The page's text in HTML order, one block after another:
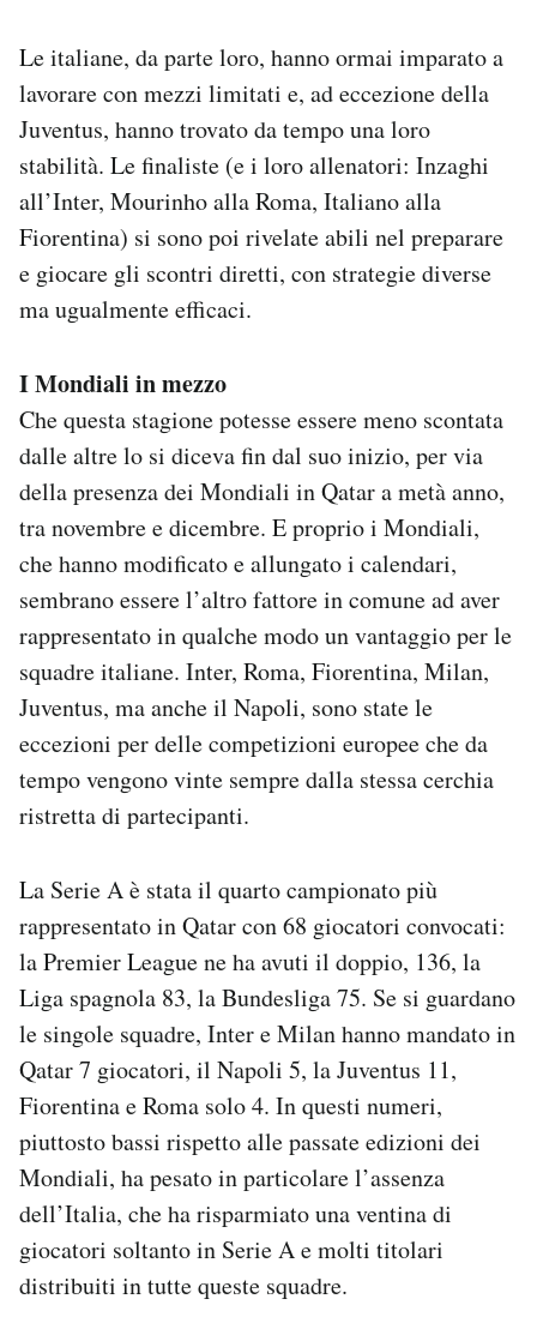
Le italiane, da parte loro, hanno ormai imparato a
lavorare con mezzi limitati e, ad eccezione della
Juventus, hanno trovato da tempo una loro
stabilità. Le finaliste (e i loro allenatori: Inzaghi
all’Inter, Mourinho alla Roma, Italiano alla
Fiorentina) si sono poi rivelate abili nel preparare
e giocare gli scontri diretti, con strategie diverse
ma ugualmente efficaci.
I Mondiali in mezzo
Che questa stagione potesse essere meno scontata
dalle altre lo si diceva fin dal suo inizio, per via
della presenza dei Mondiali in Qatar a metà anno,
tra novembre e dicembre. E proprio i Mondiali,
che hanno modificato e allungato i calendari,
sembrano essere l’altro fattore in comune ad aver
rappresentato in qualche modo un vantaggio per le
squadre italiane. Inter, Roma, Fiorentina, Milan,
Juventus, ma anche il Napoli, sono state le
eccezioni per delle competizioni europee che da
tempo vengono vinte sempre dalla stessa cerchia
ristretta di partecipanti.
La Serie A è stata il quarto campionato più
rappresentato in Qatar con 68 giocatori convocati:
la Premier League ne ha avuti il doppio, 136, la
Liga spagnola 83, la Bundesliga 75. Se si guardano
le singole squadre, Inter e Milan hanno mandato in
Qatar 7 giocatori, il Napoli 5, la Juventus 11,
Fiorentina e Roma solo 4. In questi numeri,
piuttosto bassi rispetto alle passate edizioni dei
Mondiali, ha pesato in particolare l’assenza
dell’Italia, che ha risparmiato una ventina di
giocatori soltanto in Serie A e molti titolari
distribuiti in tutte queste squadre.